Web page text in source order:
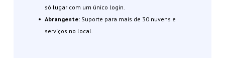
só lugar com um único login.
Abrangente:Suporte para mais de 30 nuvens e
serviços no local.